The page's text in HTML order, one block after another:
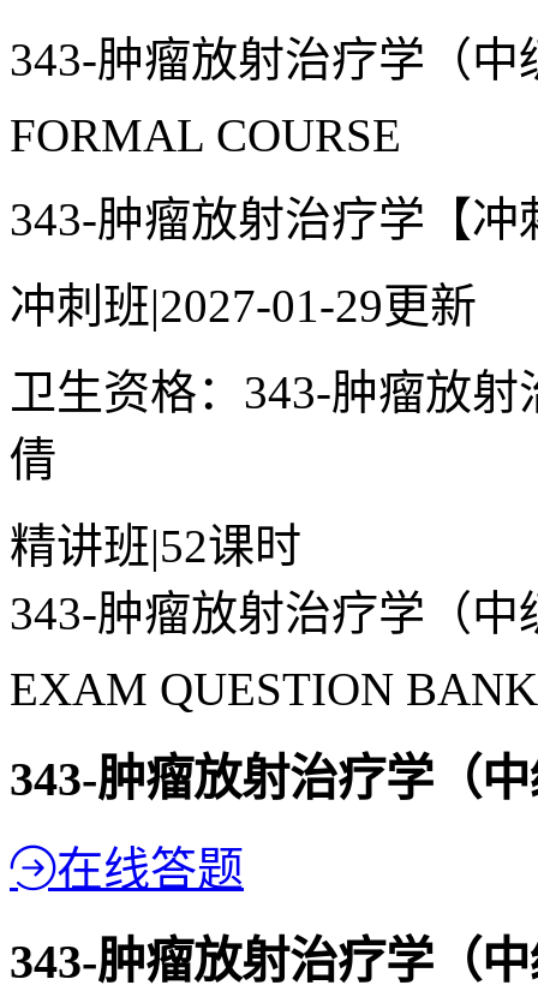
343-肿瘤放射治疗学（
FORMAL COURSE
343-肿瘤放射治疗学【冲
冲刺班|2027-01-29更新
卫生资格：343-肿瘤放
倩
精讲班|52课时
343-肿瘤放射治疗学（中
EXAM QUESTION BANK
343-肿瘤放射治疗学（
在线答题
343-肿瘤放射治疗学（